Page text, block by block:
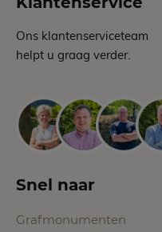
Ons klantenserviceteam
helpt u graag verder.
Snel naar
Grafmonumenten